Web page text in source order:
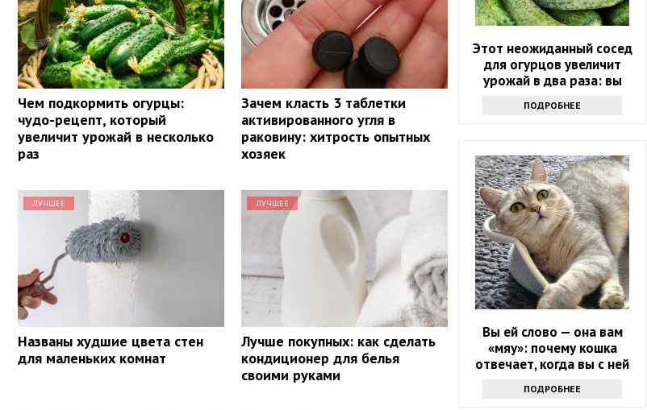
Чем подкормить огурцы:
чудо-рецепт, который
увеличит урожай в несколько
раз
Зачем класть 3 таблетки
активированного угля в
раковину: хитрость опытных
хозяек
ЛУЧШЕЕ
Названы худшие цвета стен
для маленьких комнат
ЛУЧШЕЕ
Лучше покупных: как сделать
кондиционер для белья
своими руками
Этот неожиданный сосед
для огурцов увеличит
урожай в два раза: вы
ПОДРОБНЕЕ
Вы ей слово — она вам
«мяу»: почему кошка
отвечает, когда вы с ней
ПОДРОБНЕЕ